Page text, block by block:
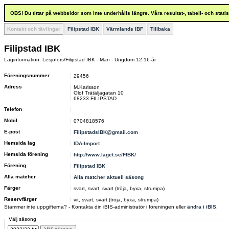
OBS! Du tittar på webbsidor som inte underhålls längre. Våra resultat-, tabell- och
Kontakt och tävlingar Filipstad IBK Värmlands IBF Tillbaka
Filipstad IBK
Laginformation: Lesjöfors/Filipstad IBK - Man - Ungdom 12-16 år
Föreningsnummer
29456
Adress
M.Karlsson
Olof Trätäljagatan 10
68233 FILIPSTAD
Telefon
Mobil
0704818576
E-post
FilipstadsIBK@gmail.com
Hemsida lag
IDA-Import
Hemsida förening
http://www.laget.se/FIBK/
Förening
Filipstad IBK
Alla matcher
Alla matcher aktuell säsong
Färger
svart, svart, svart (tröja, byxa, strumpa)
Reservfärger
vit, svart, svart (tröja, byxa, strumpa)
Stämmer inte uppgifterna? - Kontakta din iBIS-administratör i föreningen ellerändra i iBIS
Välj säsong